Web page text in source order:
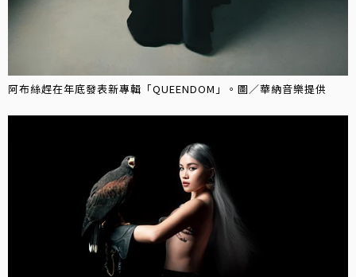
阿布絲趕在年底發表新專輯「QUEENDOM」。圖／華納音樂提供